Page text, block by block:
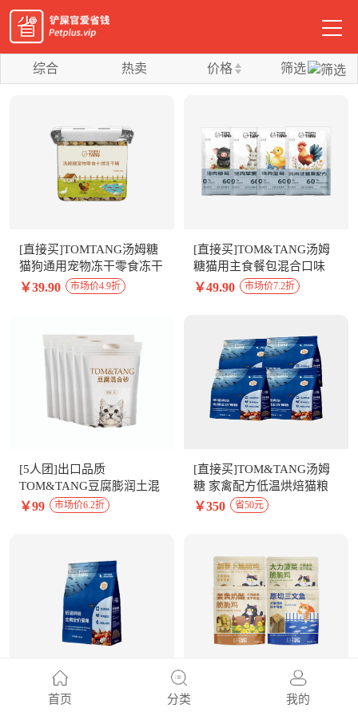
综合 热卖 价格 筛选
[直接买]TOMTANG汤姆糖
猫狗通用宠物冻干零食冻干
十拼桶200g
￥39.90 市场价4.9折
[直接买]TOM&TANG汤姆
糖猫用主食餐包混合口味
100g*8包整盒装
￥49.90 市场价7.2折
[5人团]出口品质
TOM&TANG豆腐膨润土混
合猫砂6L*6包
￥99 市场价6.2折
[直接买]TOM&TANG汤姆
糖 家禽配方低温烘焙猫粮
2.1kg*4包
￥350 省50元
[直接买]TOM&TANG汤姆
糖 家禽配方低温烘焙猫粮
[直接买]TOMTANG汤姆糖
猫狗通用宠物冻干零食4口
首页 分类 我的